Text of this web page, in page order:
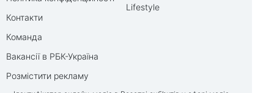
Контакти
Команда
Вакансії в РБК-Україна
Розмістити рекламу
Lifestyle